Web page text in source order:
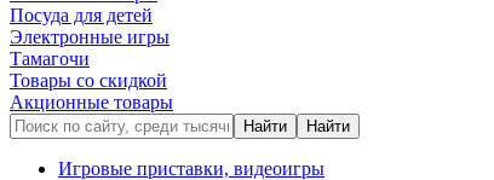
Посуда для детей
Электронные игры
Тамагочи
Товары со скидкой
Акционные товары
Игровые приставки, видеоигры